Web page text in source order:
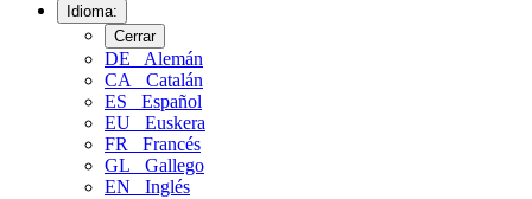
Idioma:
Cerrar
DE
Alemán
CA
Catalán
ES
Español
EU
Euskera
FR
Francés
GL
Gallego
EN
Inglés